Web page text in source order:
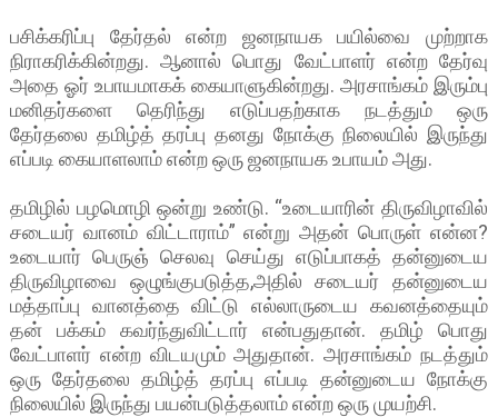
பசிக்கரிப்பு தேர்தல் என்ற ஜனநாயக பயில்வை முற்றாக
நிராகரிக்கின்றது. ஆனால் பொது வேட்பாளர் என்ற தேர்வு
அதை ஓர் உபாயமாகக் கையாளுகின்றது. அரசாங்கம் இரும்பு
மனிதர்களை தெரிந்து எடுப்பதற்காக நடத்தும் ஒரு
தேர்தலை தமிழ்த் தரப்பு தனது நோக்கு நிலையில் இருந்து
எப்படி கையாளலாம் என்ற ஒரு ஜனநாயக உபாயம் அது.
தமிழில் பழமொழி ஒன்று உண்டு. “உடையாரின் திருவிழாவில்
சடையர் வானம் விட்டாராம்” என்று அதன் பொருள் என்ன?
உடையார் பெருஞ் செலவு செய்து எடுப்பாகத் தன்னுடைய
திருவிழாவை ஒழுங்குபடுத்த,அதில் சடையர் தன்னுடைய
மத்தாப்பு வானத்தை விட்டு எல்லாருடைய கவனத்தையும்
தன் பக்கம் கவர்ந்துவிட்டார் என்பதுதான். தமிழ் பொது
வேட்பாளர் என்ற விடயமும் அதுதான். அரசாங்கம் நடத்தும்
ஒரு தேர்தலை தமிழ்த் தரப்பு எப்படி தன்னுடைய நோக்கு
நிலையில் இருந்து பயன்படுத்தலாம் என்ற ஒரு முயற்சி.